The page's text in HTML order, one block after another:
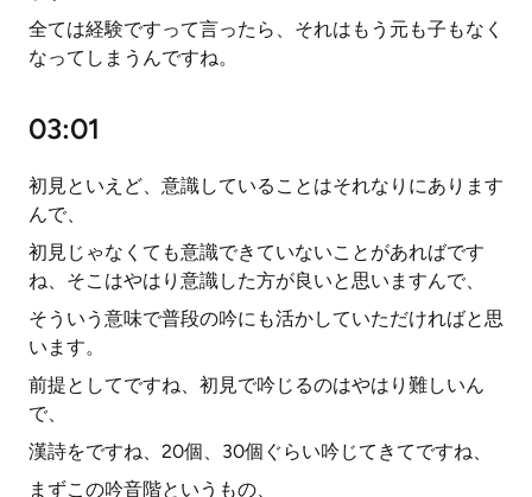
全ては経験ですって言ったら、それはもう元も子もなく
なってしまうんですね。
03:01
初見といえど、意識していることはそれなりにあります
んで、
初見じゃなくても意識できていないことがあればです
ね、そこはやはり意識した方が良いと思いますんで、
そういう意味で普段の吟にも活かしていただければと思
います。
前提としてですね、初見で吟じるのはやはり難しいん
で、
漢詩をですね、20個、30個ぐらい吟じてきてですね、
まずこの吟音階というもの、